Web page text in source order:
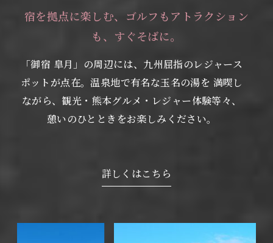
宿を拠点に楽しむ、ゴルフもアトラクション
も、すぐそばに。
「御宿 皐月」の周辺には、九州屈指のレジャース
ポットが点在。温泉地で有名な玉名の湯を 満喫し
ながら、観光・熊本グルメ・レジャー体験等々、
憩いのひとときをお楽しみください。
詳しくはこちら